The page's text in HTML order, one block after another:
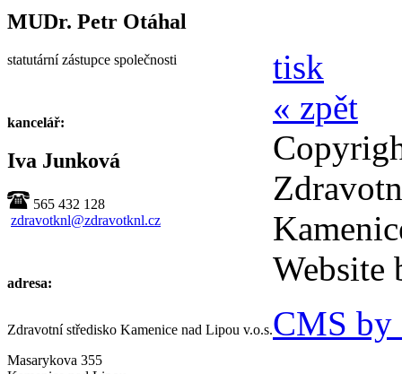
MUDr. Petr Otáhal
statutární zástupce společnosti
kancelář:
Iva Junková
565 432 128
zdravotknl@zdravotknl.cz
adresa:
Zdravotní středisko Kamenice nad Lipou v.o.s.
Masarykova 355
tisk
« zpět
Website
CMS by